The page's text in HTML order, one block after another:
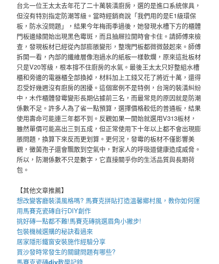
台北一位王太太去年花了二十萬裝潢廚房，選的是進口系統傢具，
但沒有特別指定防潮等級。當時經銷商說「我們用的是E1級環保
板，防水沒問題」，結果今年梅雨季過後，她發現水槽下方的櫃體
門板邊緣開始出現黑色霉斑，而且抽屜拉開時會卡住。請師傅來檢
查，發現板材已經從內部膨脹變形，整塊門板都微微鼓起來。師傅
拆開一看，內部的纖維層像泡過水的紙板一樣軟爛，原來這批板材
只是V20等級，根本撐不住廚房的水氣。最後王太太只好整組水槽
櫃和旁邊的電器櫃全部換掉，材料加上工錢又花了將近十萬，還得
忍受好幾週沒有廚房的困擾。這個案例不是特例，台灣的裝潢糾紛
中，木作櫃體發霉變形長期佔據前三名，而最常見的原因就是防潮
係數不足。許多人為了省一點預算，選擇價格較低的普通板，結果
使用壽命可能連三年都不到。反觀如果一開始就選用V313板材，
雖然單價可能高出三到五成，但正常使用下十年以上都不會出現膨
脹問題，換算下來反而更划算。更何況，發霉的板材不僅影響美
觀，黴菌孢子還會飄散到空氣中，對家人的呼吸道健康造成威脅。
所以，防潮係數不只是數字，它直接關乎你的生活品質與長期荷
包。
【其他文章推薦】
想改變客廳裝潢風格嗎? 馬賽克拼貼打造溫馨鄉村風，教你如何運
用馬賽克瓷磚自行DIY創作
挑好磚一點都不難!馬賽克磚挑選眉角小撇步!
包裝機械選購的秘訣看過來
居家隱形鐵窗安裝施作經驗分享
買沙發時常發生的關鍵問題有哪些?
馬賽克瓷磚diy教學記錄